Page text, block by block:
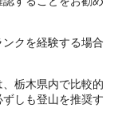
クを経験する場合
栃木県内で比較的
しも登山を推奨す